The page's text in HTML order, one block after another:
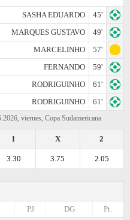
SASHA EDUARDO
45'
MARQUES GUSTAVO
49'
MARCELINHO
57'
FERNANDO
59'
RODRIGUINHO
61'
RODRIGUINHO
61'
viernes, Copa Sudamericana
2
X
1
2.05
3.75
3.30
Pt.
DG
PJ